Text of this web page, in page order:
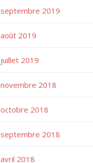
septembre 2019
août 2019
juillet 2019
novembre 2018
octobre 2018
septembre 2018
avril 2018